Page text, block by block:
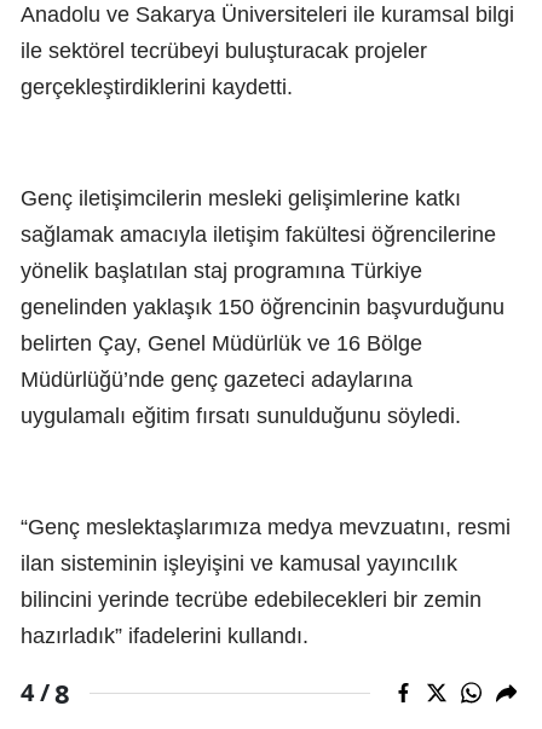
Anadolu ve Sakarya Üniversiteleri ile kuramsal bilgi
ile sektörel tecrübeyi buluşturacak projeler
gerçekleştirdiklerini kaydetti.
Genç iletişimcilerin mesleki gelişimlerine katkı
sağlamak amacıyla iletişim fakültesi öğrencilerine
yönelik başlatılan staj programına Türkiye
genelinden yaklaşık 150 öğrencinin başvurduğunu
belirten Çay, Genel Müdürlük ve 16 Bölge
Müdürlüğü’nde genç gazeteci adaylarına
uygulamalı eğitim fırsatı sunulduğunu söyledi.
“Genç meslektaşlarımıza medya mevzuatını, resmi
ilan sisteminin işleyişini ve kamusal yayıncılık
bilincini yerinde tecrübe edebilecekleri bir zemin
hazırladık” ifadelerini kullandı.
4 /8